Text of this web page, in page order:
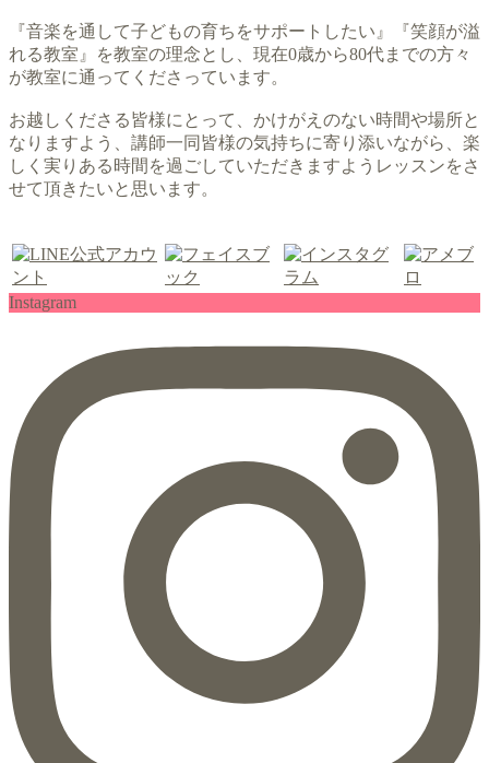
『音楽を通して子どもの育ちをサポートしたい』『笑顔が溢
れる教室』を教室の理念とし、現在0歳から80代までの方々
が教室に通ってくださっています。
お越しくださる皆様にとって、かけがえのない時間や場所と
なりますよう、講師一同皆様の気持ちに寄り添いながら、楽
しく実りある時間を過ごしていただきますようレッスンをさ
せて頂きたいと思います。
Instagram